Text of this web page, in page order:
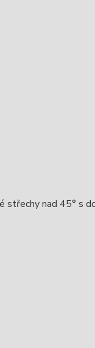
střechy nad 45° s